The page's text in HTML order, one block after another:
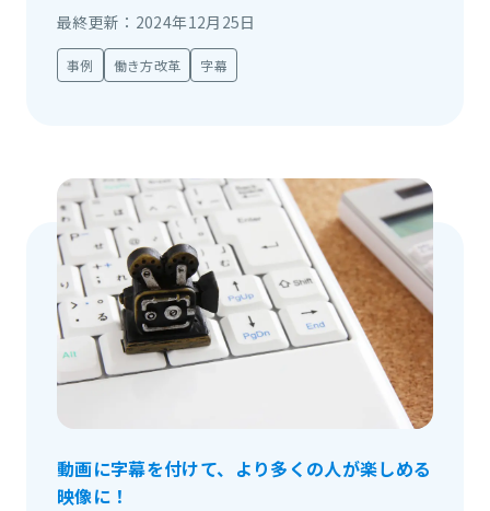
最終更新：2024年12月25日
事例 働き方改革 字幕
動画に字幕を付けて、より多くの人が楽しめる
映像に！